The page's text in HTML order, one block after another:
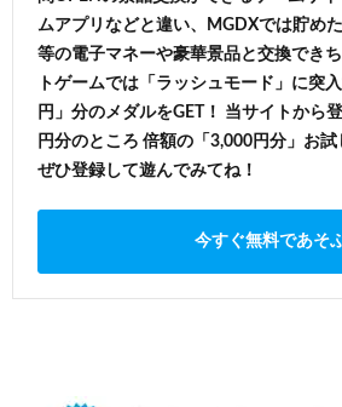
ムアプリなどと違い、MGDXでは貯め
等の電子マネーや豪華景品と交換でき
トゲームでは「ラッシュモード」に突
円」分のメダルをGET！ 当サイトから
円分のところ 倍額の「3,000円分」お試
ぜひ登録して遊んでみてね！
今すぐ無料であそ